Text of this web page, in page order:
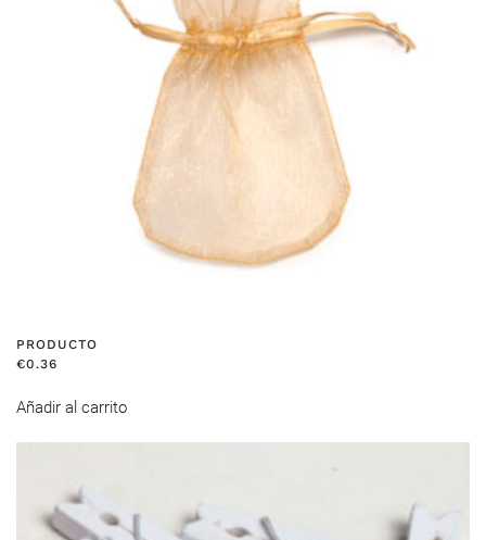
PRODUCTO
€0.36
Añadir al carrito